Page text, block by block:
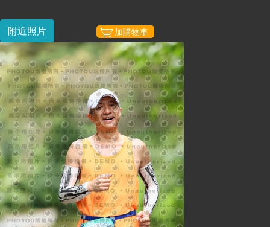
附近照片 加購物車